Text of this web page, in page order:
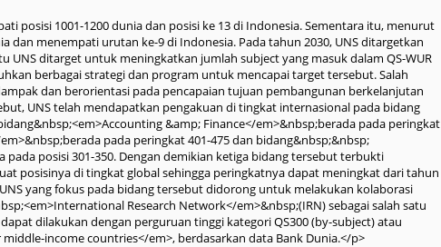
posisi 1001-1200 dunia dan posisi ke 13 di Indonesia. Sementara itu, menurut
dan menempati urutan ke-9 di Indonesia. Pada tahun 2030, UNS ditargetkan
UNS ditarget untuk meningkatkan jumlah subject yang masuk dalam QS-WUR
berbagai strategi dan program untuk mencapai target tersebut. Salah
dan berorientasi pada pencapaian tujuan pembangunan berkelanjutan
UNS telah mendapatkan pengakuan di tingkat internasional pada bidang
&amp; Finance</em>&nbsp;berada pada peringkat
pada peringkat 401-475 dan bidang&nbsp;&nbsp;
posisi 301-350. Dengan demikian ketiga bidang tersebut terbukti
posisinya di tingkat global sehingga peringkatnya dapat meningkat dari tahun
yang fokus pada bidang tersebut didorong untuk melakukan kolaborasi
Research Network</em>&nbsp;(IRN) sebagai salah satu
dilakukan dengan perguruan tinggi kategori QS300 (by-subject) atau
income countries</em>, berdasarkan data Bank Dunia.</p>